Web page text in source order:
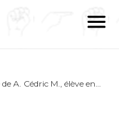
Témoignage de A. Cédric M., élève entendant en classe de Première en 2010-2011